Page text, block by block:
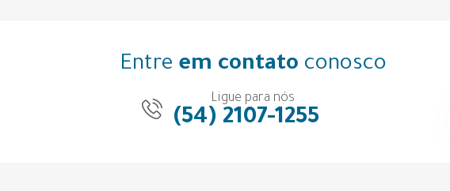
Entre em contato conosco
Ligue para nós
(54) 2107-1255